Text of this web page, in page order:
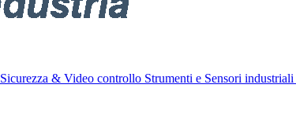
Sicurezza & Video controllo Strumenti e Sensori industriali